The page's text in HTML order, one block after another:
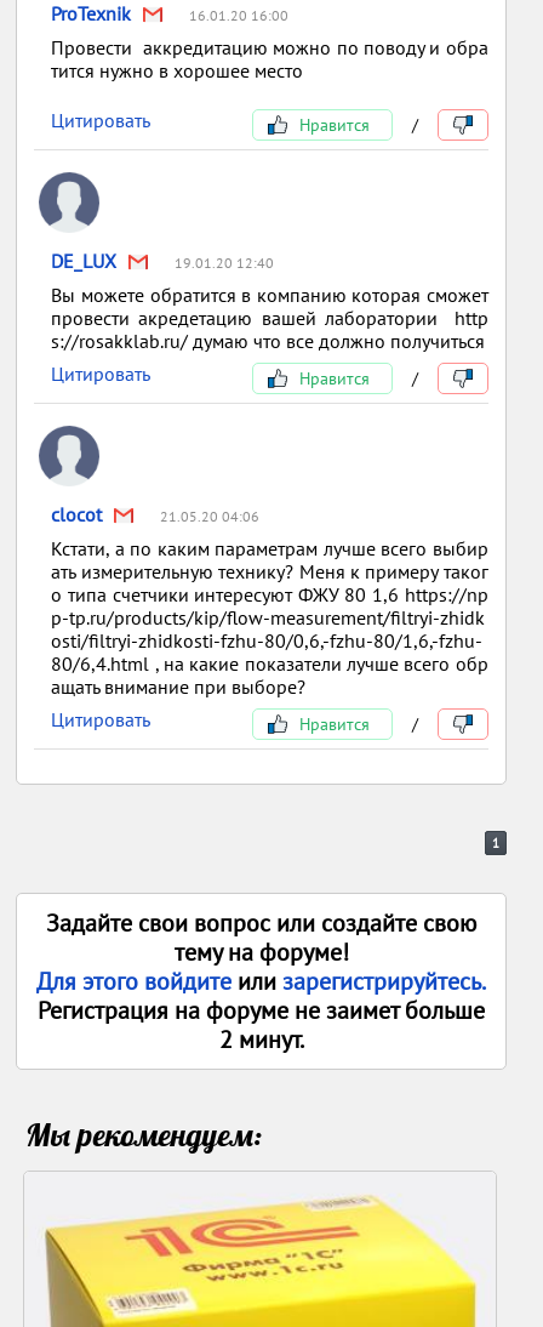
ProTexnik 16.01.20 16:00
Провести аккредитацию можно по поводу и обра
тится нужно в хорошее место
Цитировать Нравится /
DE_LUX 19.01.20 12:40
Вы можете обратится в компанию которая сможет
провести акредетацию вашей лаборатории http
s://rosakklab.ru/ думаю что все должно получиться
Цитировать
Нравится /
clocot 21.05.20 04:06
Кстати, а по каким параметрам лучше всего выбир
ать измерительную технику? Меня к примеру таког
о типа счетчики интересуют ФЖУ 80 1,6 https://np
p-tp.ru/products/kip/flow-measurement/filtryi-zhidk
osti/filtryi-zhidkosti-fzhu-80/0,6,-fzhu-80/1,6,-fzhu-
80/6,4.html , на какие показатели лучше всего обр
ащать внимание при выборе?
Цитировать
Нравится /
1
Задайте свои вопрос или создайте свою
тему на форуме!
Для этого войдите илизарегистрируйтесь.
Регистрация на форуме не заимет больше
2 минут.
Мы рекомендуем: